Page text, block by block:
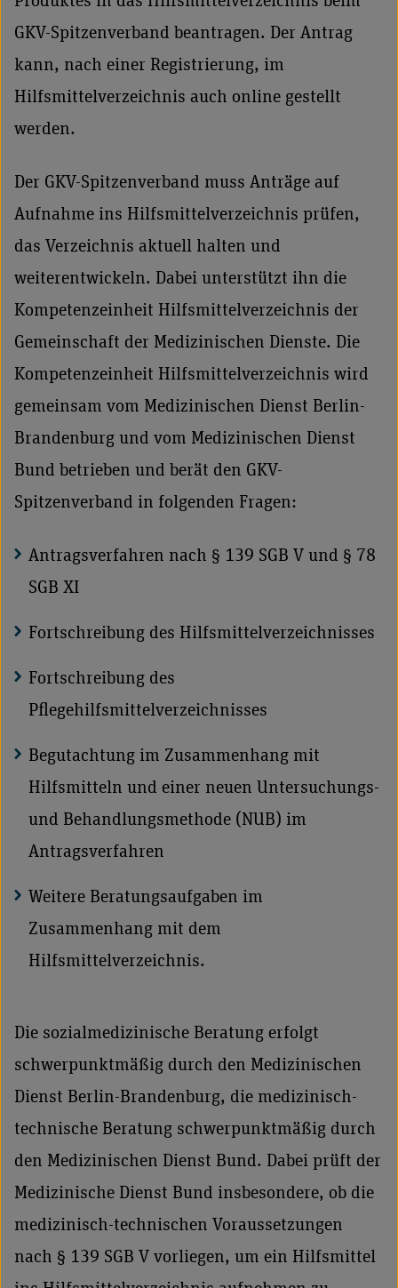
GKV-Spitzenverband beantragen. Der Antrag
kann, nach einer Registrierung, im
Hilfsmittelverzeichnis auch online gestellt
werden.
Der GKV-Spitzenverband muss Anträge auf
Aufnahme ins Hilfsmittelverzeichnis prüfen,
das Verzeichnis aktuell halten und
weiterentwickeln. Dabei unterstützt ihn die
Kompetenzeinheit Hilfsmittelverzeichnis der
Gemeinschaft der Medizinischen Dienste. Die
Kompetenzeinheit Hilfsmittelverzeichnis wird
gemeinsam vom Medizinischen Dienst Berlin-
Brandenburg und vom Medizinischen Dienst
Bund betrieben und berät den GKV-
Spitzenverband in folgenden Fragen:
Antragsverfahren nach § 139 SGB V und § 78
SGB XI
Fortschreibung des Hilfsmittelverzeichnisses
Fortschreibung des
Pflegehilfsmittelverzeichnisses
Begutachtung im Zusammenhang mit
Hilfsmitteln und einer neuen Untersuchungs-
und Behandlungsmethode (NUB) im
Antragsverfahren
Weitere Beratungsaufgaben im
Zusammenhang mit dem
Hilfsmittelverzeichnis.
Die sozialmedizinische Beratung erfolgt
schwerpunktmäßig durch den Medizinischen
Dienst Berlin-Brandenburg, die medizinisch-
technische Beratung schwerpunktmäßig durch
den Medizinischen Dienst Bund. Dabei prüft der
Medizinische Dienst Bund insbesondere, ob die
medizinisch-technischen Voraussetzungen
nach § 139 SGB V vorliegen, um ein Hilfsmittel